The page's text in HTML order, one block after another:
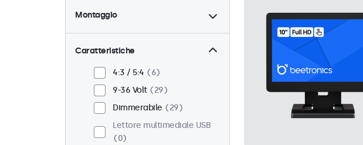
Montaggio
Scrivania
21
Parete
Pannello
8
Incasso
25
Montaggio rack (19 Pollici)
VESA 75 x 75
Caratteristiche
4:3 / 5:4
6
9-36 Volt
29
Dimmerabile
29
Lettore multimediale USB
0